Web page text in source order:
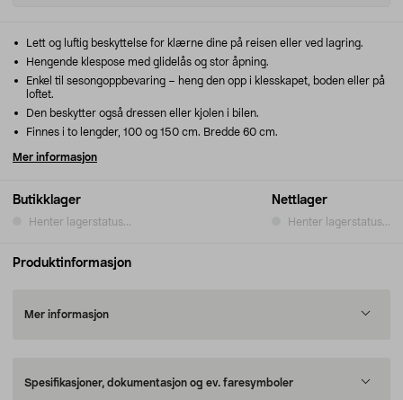
Butikklager
Henter lagerstatus...
Nettlager
Henter lagerstatus...
Lett og luftig beskyttelse for klærne dine på reisen eller ved lagring.
Hengende klespose med glidelås og stor åpning.
Enkel til sesongoppbevaring – heng den opp i klesskapet, boden eller på
loftet.
Den beskytter også dressen eller kjolen i bilen.
Finnes i to lengder, 100 og 150 cm. Bredde 60 cm.
Mer informasjon
Produktinformasjon
Mer informasjon
Spesifikasjoner, dokumentasjon og ev. faresymboler